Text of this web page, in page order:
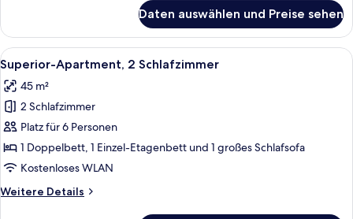
Apartment,
Schlafzimmer
Daten auswählen und Preise sehen
Alle
Fotos
für
Superior-
Apartment,
2 Schlafzimmer
anzeigen
Ein überdachter Essbereich im
10
Superior-Apartment, 2 Schlafzimmer
45 m²
2 Schlafzimmer
Platz für 6 Personen
1 Doppelbett, 1 Einzel-Etagenbett und 1 großes Schlafsofa
Kostenloses WLAN
Weitere Details
Weitere